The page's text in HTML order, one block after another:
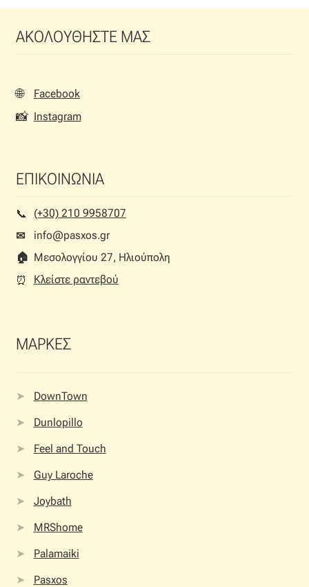
ΑΚΟΛΟΥΘΗΣΤΕ ΜΑΣ
🌐 Facebook
📸 Instagram
ΕΠΙΚΟΙΝΩΝΙΑ
📞︎
(+30) 210 9958707
✉
info@pasxos.gr
🏠︎ Μεσολογγίου 27, Ηλιούπολη
⏰︎
Κλείστε ραντεβού
ΜΑΡΚΕΣ
DownTown
Dunlopillo
Feel and Touch
Guy Laroche
Joybath
MRShome
Palamaiki
Pasxos